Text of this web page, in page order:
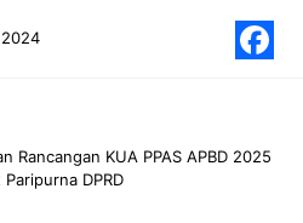
Rancangan KUA PPAS APBD 2025
Paripurna DPRD